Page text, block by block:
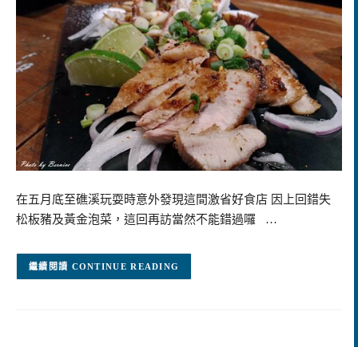
在五月底至礁溪玩耍時意外發現這間激省好食店 因上回錯失
松板豬及黃金泡菜，這回再訪當然不能錯過囉 …
CONTINUE READING